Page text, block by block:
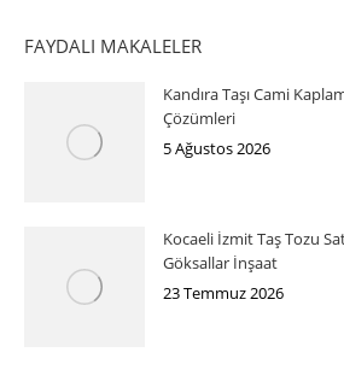
FAYDALI MAKALELER
Kandıra Taşı Cami
Çözümleri
5 Ağustos 2026
Kocaeli İzmit Taş Tozu
Göksallar İnşaat
23 Temmuz 2026